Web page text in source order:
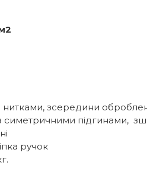
нитками, зсередини
симетричними підгинами,
ручок